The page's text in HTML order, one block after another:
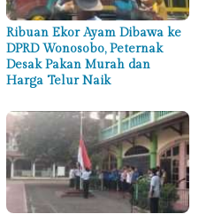
Ribuan Ekor Ayam Dibawa ke
DPRD Wonosobo, Peternak
Desak Pakan Murah dan
Harga Telur Naik